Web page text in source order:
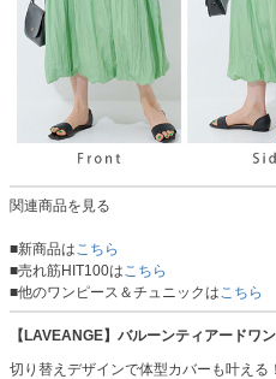
関連商品を見る
■新商品は こちら
■売れ筋HIT100は こちら
■他のワンピース＆チュニックは こちら
【LAVEANGE】バルーンティアードワ
切り替えデザインで体型カバーも叶える